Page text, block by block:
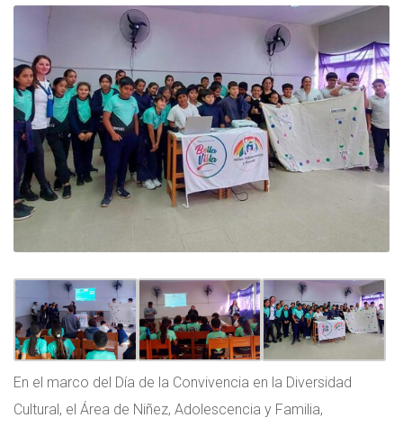
En el marco del Día de la Convivencia en la Diversidad
Cultural, el Área de Niñez, Adolescencia y Familia,